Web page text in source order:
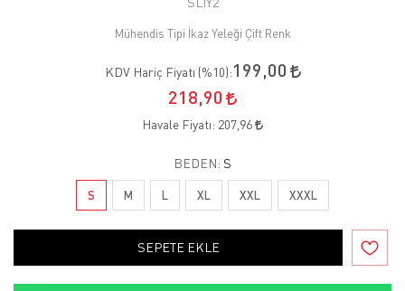
Mühendis Tipi İkaz Yeleği Çift Renk
KDV Hariç Fiyatı (%10):199,00
218,90
Havale Fiyatı: 207,96
BEDEN: S
S M L XL XXL XXXL
SEPETE EKLE